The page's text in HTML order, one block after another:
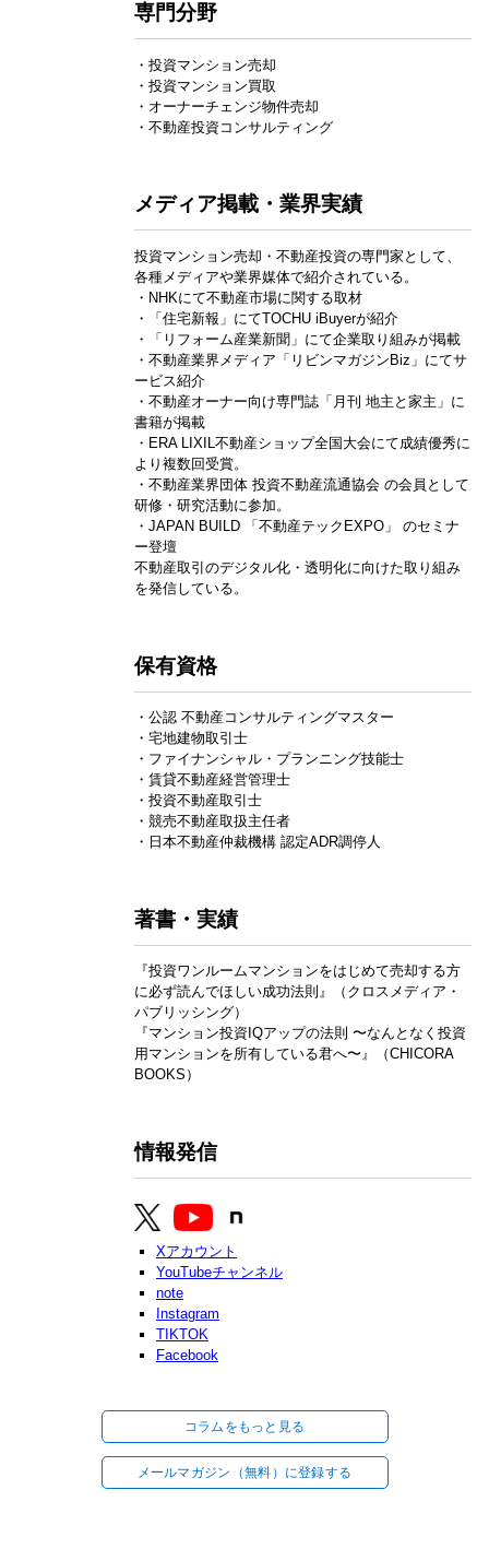
専門分野
・投資マンション売却
・投資マンション買取
・オーナーチェンジ物件売却
・不動産投資コンサルティング
メディア掲載・業界実績
投資マンション売却・不動産投資の専門家として、
各種メディアや業界媒体で紹介されている。
・NHKにて不動産市場に関する取材
・「住宅新報」にてTOCHU iBuyerが紹介
・「リフォーム産業新聞」にて企業取り組みが掲載
・不動産業界メディア「リビンマガジンBiz」にてサ
ービス紹介
・不動産オーナー向け専門誌「月刊 地主と家主」に
書籍が掲載
・ERA LIXIL不動産ショップ全国大会にて成績優秀に
より複数回受賞。
・不動産業界団体 投資不動産流通協会 の会員として
研修・研究活動に参加。
・JAPAN BUILD 「不動産テックEXPO」 のセミナ
ー登壇
不動産取引のデジタル化・透明化に向けた取り組み
を発信している。
保有資格
・公認 不動産コンサルティングマスター
・宅地建物取引士
・ファイナンシャル・プランニング技能士
・賃貸不動産経営管理士
・投資不動産取引士
・競売不動産取扱主任者
・日本不動産仲裁機構 認定ADR調停人
著書・実績
『投資ワンルームマンションをはじめて売却する方
に必ず読んでほしい成功法則』（クロスメディア・
パブリッシング）
『マンション投資IQアップの法則 〜なんとなく投資
用マンションを所有している君へ〜』（CHICORA
BOOKS）
情報発信
Xアカウント
YouTubeチャンネル
note
Instagram
TIKTOK
Facebook
コラムをもっと見る
メールマガジン（無料）に登録する